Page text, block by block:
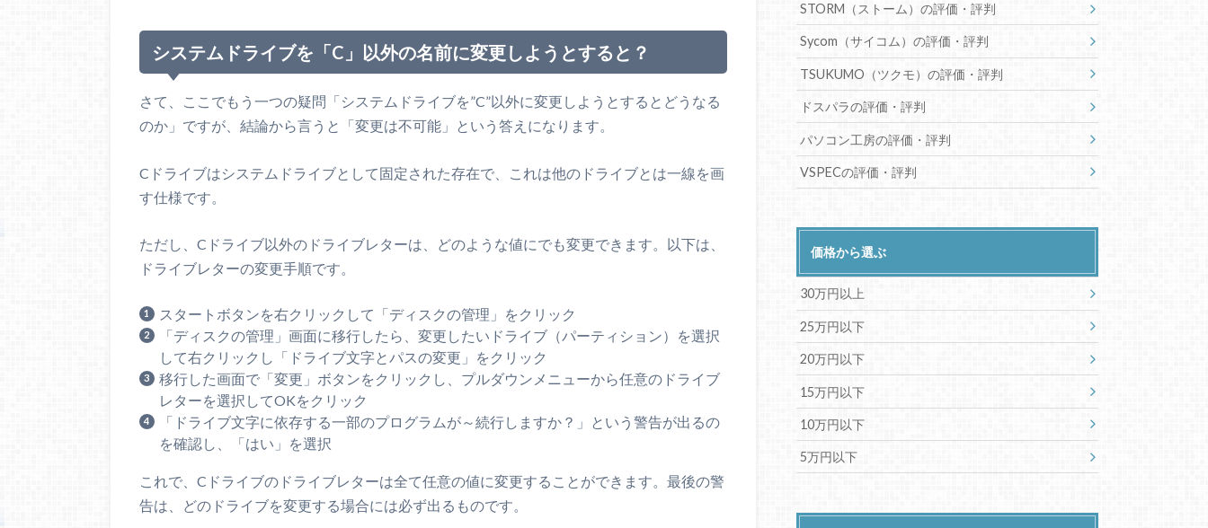
システムドライブを「C」以外の名前に変更しようとすると？
さて、ここでもう一つの疑問「システムドライブを”C”以外に変更しようとするとどうなる
のか」ですが、結論から言うと「変更は不可能」という答えになります。
Cドライブはシステムドライブとして固定された存在で、これは他のドライブとは一線を画
す仕様です。
ただし、Cドライブ以外のドライブレターは、どのような値にでも変更できます。以下は、
ドライブレターの変更手順です。
スタートボタンを右クリックして「ディスクの管理」をクリック
「ディスクの管理」画面に移行したら、変更したいドライブ（パーティション）を選択
して右クリックし「ドライブ文字とパスの変更」をクリック
移行した画面で「変更」ボタンをクリックし、プルダウンメニューから任意のドライブ
レターを選択してOKをクリック
「ドライブ文字に依存する一部のプログラムが～続行しますか？」という警告が出るの
を確認し、「はい」を選択
これで、Cドライブのドライブレターは全て任意の値に変更することができます。最後の警
告は、どのドライブを変更する場合には必ず出るものです。
STORM（ストーム）の評価・評判
Sycom（サイコム）の評価・評判
TSUKUMO（ツクモ）の評価・評判
ドスパラの評価・評判
パソコン工房の評価・評判
VSPECの評価・評判
価格から選ぶ
30万円以上
25万円以下
20万円以下
15万円以下
10万円以下
5万円以下